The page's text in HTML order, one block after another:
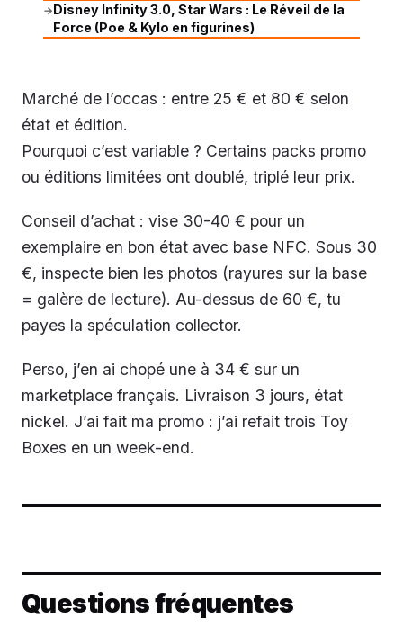
→Disney Infinity 3.0, Star Wars : Le Réveil de la
Force (Poe & Kylo en figurines)
Marché de l’occas : entre 25 € et 80 € selon
état et édition.
Pourquoi c’est variable ? Certains packs promo
ou éditions limitées ont doublé, triplé leur prix.
Conseil d’achat : vise 30-40 € pour un
exemplaire en bon état avec base NFC. Sous 30
€, inspecte bien les photos (rayures sur la base
= galère de lecture). Au-dessus de 60 €, tu
payes la spéculation collector.
Perso, j’en ai chopé une à 34 € sur un
marketplace français. Livraison 3 jours, état
nickel. J’ai fait ma promo : j’ai refait trois Toy
Boxes en un week-end.
Questions fréquentes